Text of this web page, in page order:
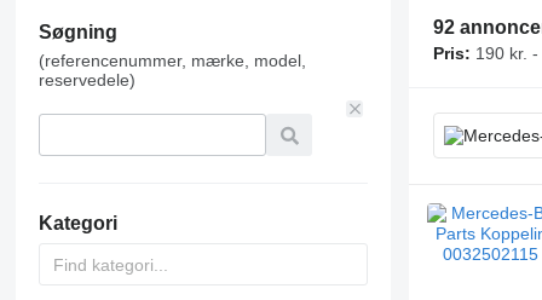
Søgning
(referencenummer, mærke, model,
reservedele)
Kategori
92
Pris: 190 kr. -